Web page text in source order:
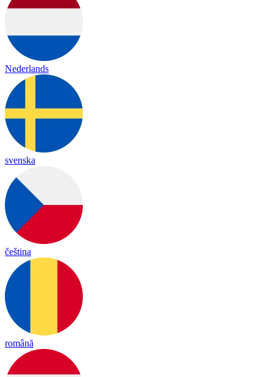
Nederlands
svenska
čeština
română